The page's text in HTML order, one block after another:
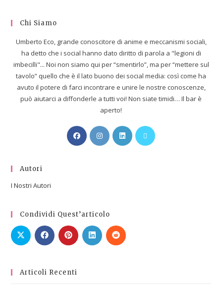
Chi Siamo
Umberto Eco, grande conoscitore di anime e meccanismi sociali,
ha detto che i social hanno dato diritto di parola a "legioni di
imbecilli"... Noi non siamo qui per “smentirlo”, ma per “mettere sul
tavolo” quello che è il lato buono dei social media: così come ha
avuto il potere di farci incontrare e unire le nostre conoscenze,
può aiutarci a diffonderle a tutti voi! Non siate timidi… Il bar è
aperto!
Autori
I Nostri Autori
Condividi Quest’articolo
Articoli Recenti